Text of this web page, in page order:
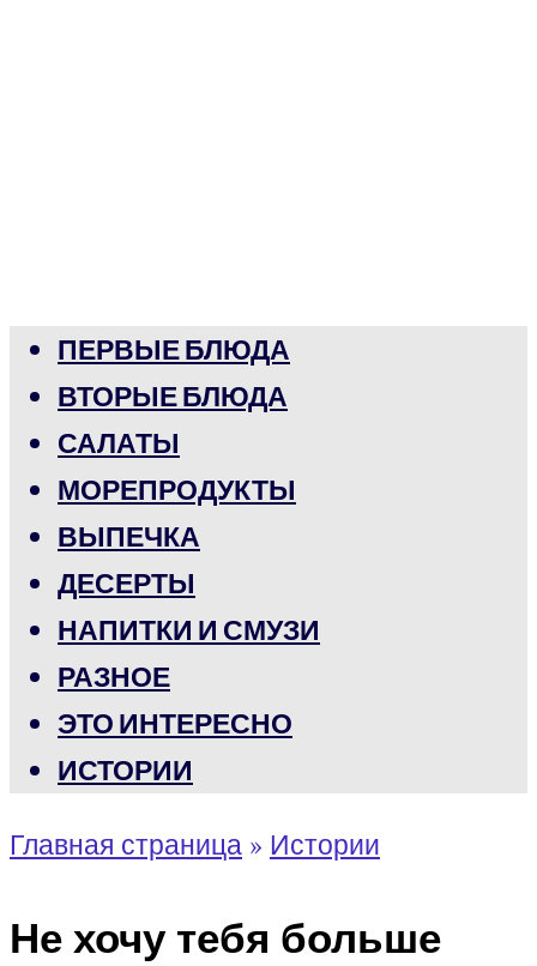
ПЕРВЫЕ БЛЮДА
ВТОРЫЕ БЛЮДА
САЛАТЫ
МОРЕПРОДУКТЫ
ВЫПЕЧКА
ДЕСЕРТЫ
НАПИТКИ И СМУЗИ
РАЗНОЕ
ЭТО ИНТЕРЕСНО
ИСТОРИИ
Главная страница » Истории
Не хочу тебя больше